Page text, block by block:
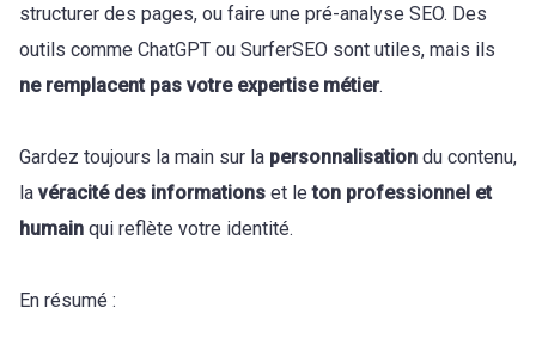
structurer des pages, ou faire une pré-analyse SEO. Des
outils comme ChatGPT ou SurferSEO sont utiles, mais ils
ne remplacent pas votre expertise métier.
Gardez toujours la main sur la personnalisation du contenu,
la véracité des informations et leton professionnel et
humain qui reflète votre identité.
En résumé :